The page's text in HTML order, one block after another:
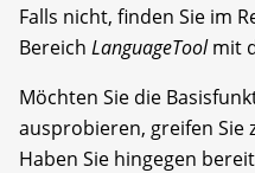
Falls nicht, finden Sie im
Bereich LanguageToolmit
Möchten Sie die
ausprobieren, greifen Sie
Haben Sie hingegen